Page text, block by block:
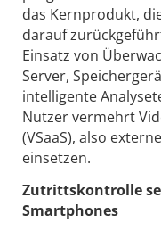
das Kernprodukt,
darauf
Einsatz von
Server,
intelligente
Nutzer vermehrt
(VSaaS), also
einsetzen.
Zutrittskontrolle
Smartphones